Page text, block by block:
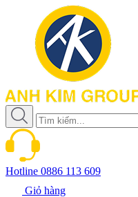
Hotline 0886 113 609
Giỏ hàng